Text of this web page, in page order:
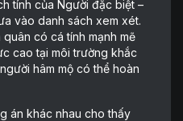
tính của Người đặc biệt –
vào danh sách xem xét.
có cá tính mạnh mẽ
cao tại môi trường khắc
hâm mộ có thể hoàn
án khác nhau cho thấy